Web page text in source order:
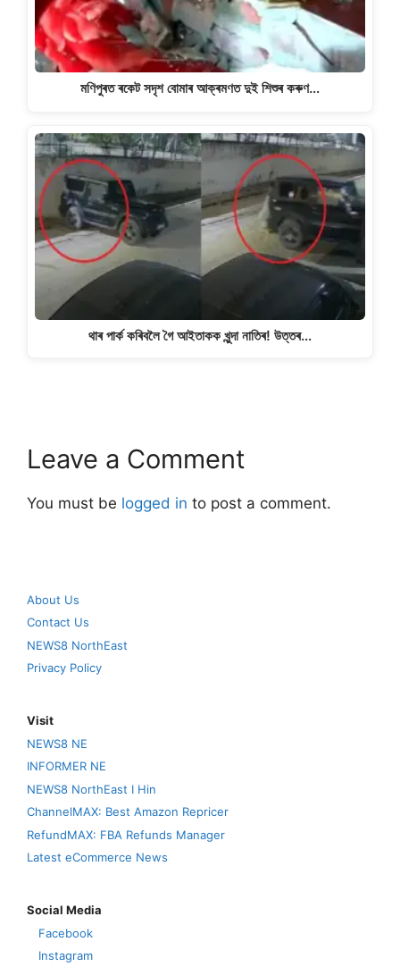
মণিপুৰত ৰকেট সদৃশ বোমাৰ আক্ৰমণত দুই শিশুৰ কৰুণ…
থাৰ পাৰ্ক কৰিবলৈ গৈ আইতাকক খুন্দা নাতিৰ! উত্তৰ…
Leave a Comment
You must be logged in to post a comment.
About Us
Contact Us
NEWS8 NorthEast
Privacy Policy
Visit
NEWS8 NE
INFORMER NE
NEWS8 NorthEast I Hin
ChannelMAX: Best Amazon Repricer
RefundMAX: FBA Refunds Manager
Latest eCommerce News
Social Media
Facebook
Instagram